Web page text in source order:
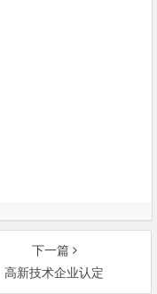
下一篇
高新技术企业认定